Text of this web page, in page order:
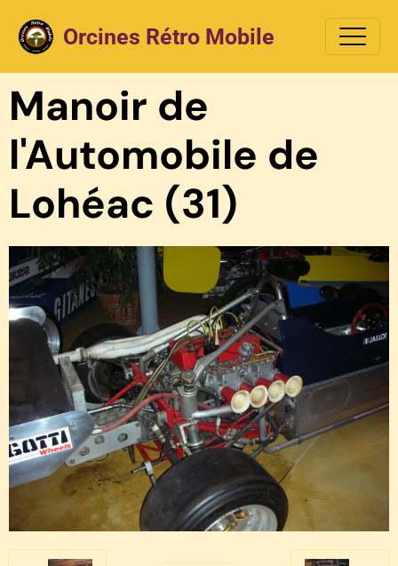
Orcines Rétro Mobile
Manoir de
l'Automobile de
Lohéac (31)